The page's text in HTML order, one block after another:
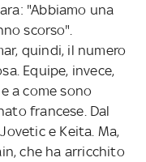
"Abbiamo una
scorso".
quindi, il numero
Equipe, invece,
a come sono
francese. Dal
e Keita. Ma,
che ha arricchito